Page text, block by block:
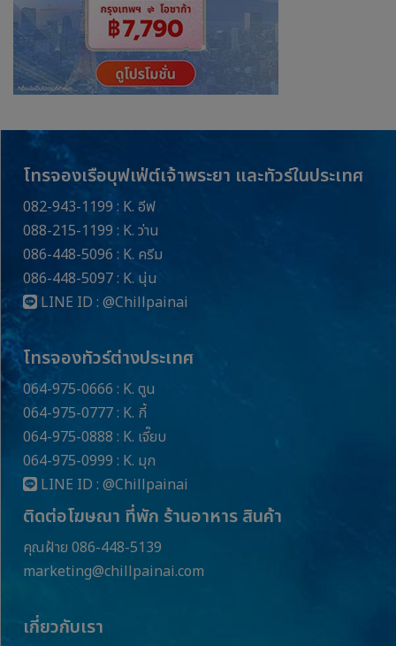
โทรจองเรือบุฟเฟ่ต์เจ้าพระยา และทัวร์ในประเทศ
082-943-1199 : K. อีฟ
088-215-1199 : K. ว่าน
086-448-5096 : K. ครีม
086-448-5097 : K. นุ่น
LINE ID : @Chillpainai
โทรจองทัวร์ต่างประเทศ
064-975-0666 : K. ตูน
064-975-0777 : K. กี้
064-975-0888 : K. เจี๊ยบ
064-975-0999 : K. มุก
LINE ID : @Chillpainai
ติดต่อโฆษณา ที่พัก ร้านอาหาร สินค้า
คุณฝ้าย 086-448-5139
marketing@chillpainai.com
เกี่ยวกับเรา